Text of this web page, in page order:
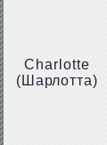
Charlotte
(Шарлотта)